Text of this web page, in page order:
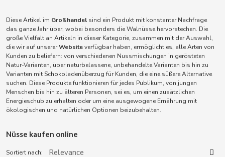
Säfte und Smoothies
Snacks – salzig
Anacardos al Bürgermeister
Parapharmazie
Sex Shop
Masturbatoren
Vibratoren
ABS
Verkauf von Raucherartikeln
Verbrauchsmaterialien für den Verkauf
ADRIEN LASTIC
ALEDA
ALIVE
AMSTEL
AQUARIUS
Diese Artikel im Großhandel sind ein Produkt mit konstanter Nachfrage
das ganze Jahr über, wobei besonders die Walnüsse hervorstechen. Die
große Vielfalt an Artikeln in dieser Kategorie, zusammen mit der Auswahl,
die wir auf unsererWebsiteverfügbar haben, ermöglicht es, alle Arten von
Kunden zu beliefern: von verschiedenen Nussmischungen in gerösteten
Natur-Varianten, über naturbelassene, unbehandelte Varianten bis hin zu
Varianten mit Schokoladenüberzug für Kunden, die eine süßere Alternative
suchen. Diese Produkte funktionieren für jedes Publikum, von jungen
Menschen bis hin zu älteren Personen, sei es, um einen zusätzlichen
Energieschub zu erhalten oder um eine ausgewogene Ernährung mit
ökologischen und natürlichen Optionen beizubehalten.
Nüsse kaufen online
Sortiert nach: